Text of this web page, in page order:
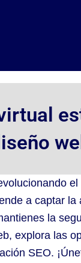
a captar
la
explora las
SEO.